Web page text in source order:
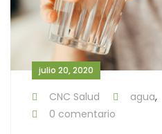
julio 20, 2020
CNC Salud agua,
0 comentario